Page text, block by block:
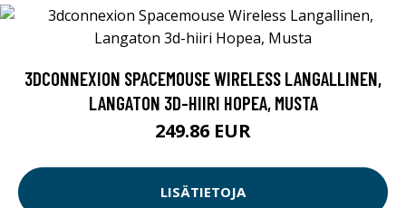
3DCONNEXION SPACEMOUSE WIRELESS LANGALLINEN,
LANGATON 3D-HIIRI HOPEA, MUSTA
249.86 EUR
LISÄTIETOJA